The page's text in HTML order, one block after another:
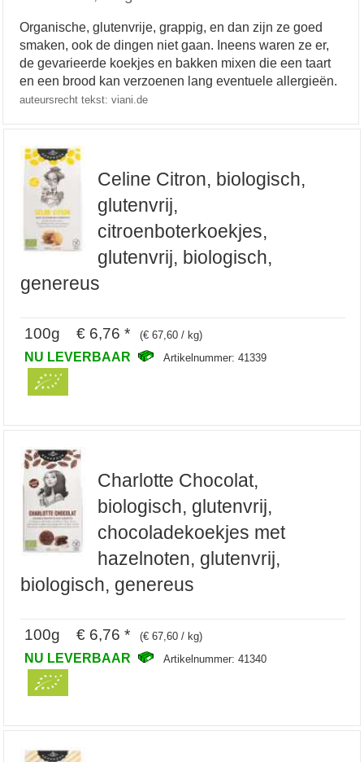
Organische, glutenvrije, grappig, en dan zijn ze goed
smaken, ook de dingen niet gaan. Ineens waren ze er,
de gevarieerde koekjes en bakken mixen die een taart
en een brood kan verzoenen lang eventuele allergieën.
auteursrecht tekst: viani.de
Celine Citron, biologisch,
glutenvrij,
citroenboterkoekjes,
glutenvrij, biologisch,
genereus
100g € 6,76 * (€ 67,60 / kg)
NU LEVERBAAR Artikelnummer: 41339
Charlotte Chocolat,
biologisch, glutenvrij,
chocoladekoekjes met
hazelnoten, glutenvrij,
biologisch, genereus
100g € 6,76 * (€ 67,60 / kg)
NU LEVERBAAR Artikelnummer: 41340